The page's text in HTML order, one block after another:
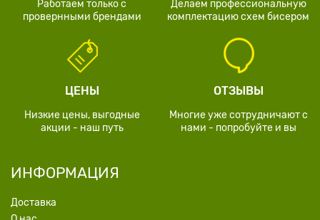
Работаем только с
провернными брендами
Делаем профессиональную
комплектацию схем бисером
ЦЕНЫ
Низкие цены, выгодные
акции - наш путь
ОТЗЫВЫ
Многие уже сотрудничают с
нами - попробуйте и вы
ИНФОРМАЦИЯ
Доставка